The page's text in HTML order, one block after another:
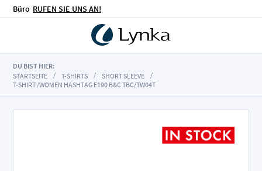
Büro RUFEN SIE UNS AN!
DU BIST HIER:
STARTSEITE
T-SHIRTS
SHORT SLEEVE
T-SHIRT /WOMEN HASHTAG E190 B&C TBC/TW04T